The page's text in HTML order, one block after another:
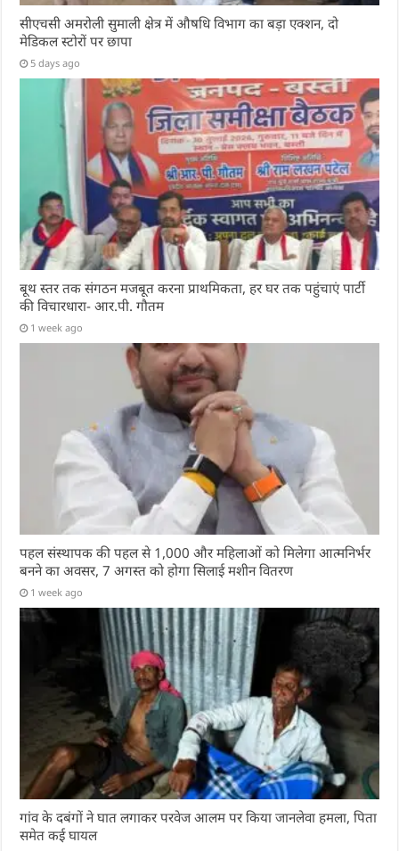
सीएचसी अमरोली सुमाली क्षेत्र में औषधि विभाग का बड़ा एक्शन, दो
मेडिकल स्टोरों पर छापा
5 days ago
बूथ स्तर तक संगठन मजबूत करना प्राथमिकता, हर घर तक पहुंचाएं पार्टी
की विचारधारा- आर.पी. गौतम
1 week ago
पहल संस्थापक की पहल से 1,000 और महिलाओं को मिलेगा आत्मनिर्भर
बनने का अवसर, 7 अगस्त को होगा सिलाई मशीन वितरण
1 week ago
गांव के दबंगों ने घात लगाकर परवेज आलम पर किया जानलेवा हमला, पिता
समेत कई घायल